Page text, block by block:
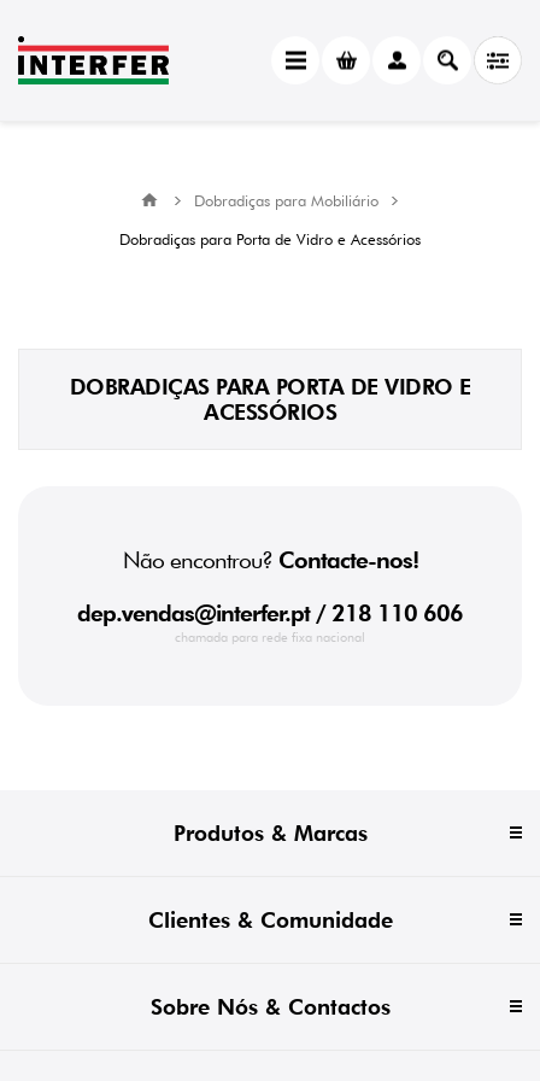
Dobradiças para Mobiliário
Dobradiças para Porta de Vidro e Acessórios
DOBRADIÇAS PARA PORTA DE VIDRO E
ACESSÓRIOS
Não encontrou? Contacte-nos!
dep.vendas@interfer.pt/ 218 110 606
chamada para rede fixa nacional
Produtos & Marcas
Clientes & Comunidade
Sobre Nós & Contactos